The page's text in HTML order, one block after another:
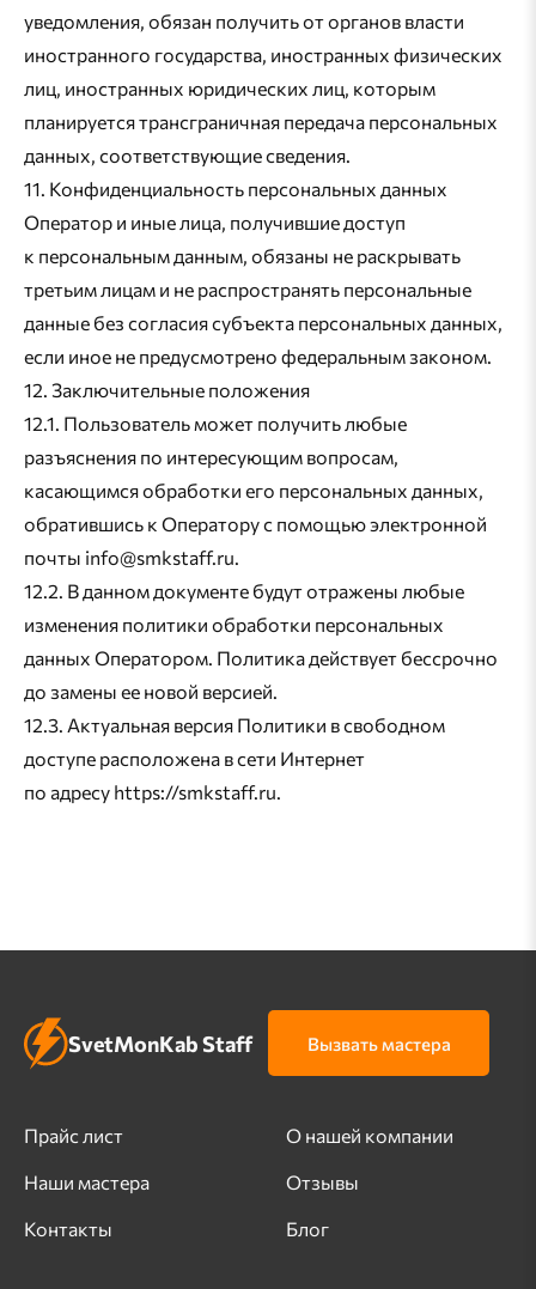
уведомления, обязан получить от органов власти
иностранного государства, иностранных физических
лиц, иностранных юридических лиц, которым
планируется трансграничная передача персональных
данных, соответствующие сведения.
11. Конфиденциальность персональных данных
Оператор и иные лица, получившие доступ
к персональным данным, обязаны не раскрывать
третьим лицам и не распространять персональные
данные без согласия субъекта персональных данных,
если иное не предусмотрено федеральным законом.
12. Заключительные положения
12.1. Пользователь может получить любые
разъяснения по интересующим вопросам,
касающимся обработки его персональных данных,
обратившись к Оператору с помощью электронной
почты info@smkstaff.ru.
12.2. В данном документе будут отражены любые
изменения политики обработки персональных
данных Оператором. Политика действует бессрочно
до замены ее новой версией.
12.3. Актуальная версия Политики в свободном
доступе расположена в сети Интернет
по адресу https://smkstaff.ru.
SvetMonKab Staff
Прайс лист О нашей компании
Наши мастера Отзывы
Контакты Блог
Вызвать мастера